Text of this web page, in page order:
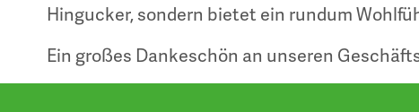
Hingucker, sondern bietet ein rundum
Ein großes Dankeschön an unseren